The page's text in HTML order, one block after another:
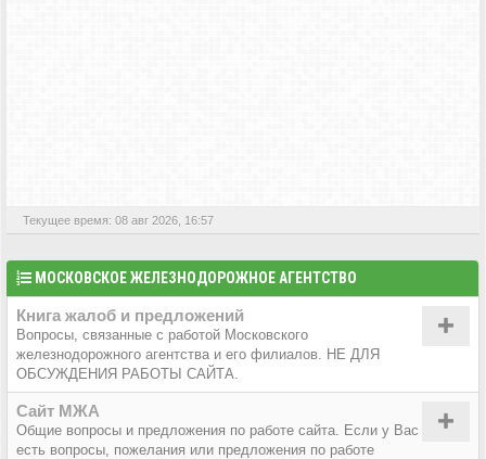
Текущее время: 08 авг 2026, 16:57
МОСКОВСКОЕ ЖЕЛЕЗНОДОРОЖНОЕ АГЕНТСТВО
Книга жалоб и предложений
Вопросы, связанные с работой Московского
железнодорожного агентства и его филиалов. НЕ ДЛЯ
ОБСУЖДЕНИЯ РАБОТЫ САЙТА.
Сайт МЖА
Общие вопросы и предложения по работе сайта. Если у Вас
есть вопросы, пожелания или предложения по работе